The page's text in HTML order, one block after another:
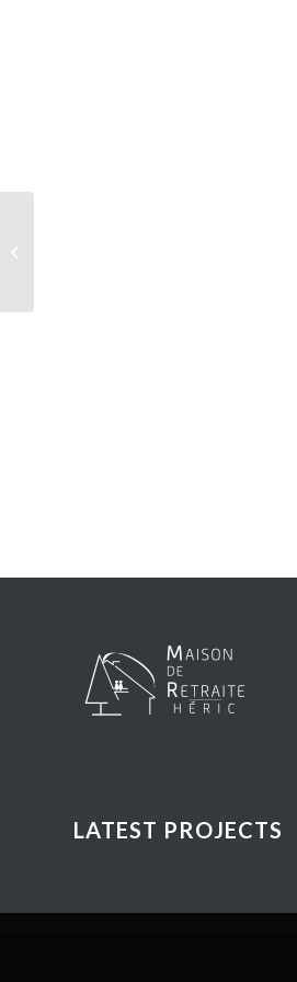
LATEST PROJECTS